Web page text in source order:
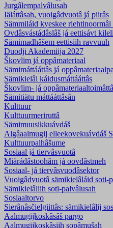
Jurgâlempalvâlusah
Iäláttâsah, vuoigâdvuotâ já piirâs
Sämmiláid kyeskee
Ovdâsvástádâslâš já eettisávt
Sämimađhâšem eettisiih ravvuuh
Duodji Akademiija 2027
Škovlim já oppâmateriaal
Sämimáttááttâs já
Sämikielâi káidusmáttááttâs
Škovlim- já
Sämitiätu máttááttâsân
Kulttuur
Kulttuurmeriruttâ
Sämimuusikkuávdáš
Algâaalmugij elleekovekuávdáš
Kulttuurpalhâšume
Sosiaal já tiervâsvuotâ
Miärádâstoohâm já oovdâstmeh
Sosiaal- já tiervâsvuođâsektor
Vuoigâdvuotâ sämikielâláid soti-
Sämikielâliih soti-palvâlusah
Sosiaaltorvo
Sierânâsčielgiittâs: sämikielâlij
Aalmugijkoskâsâš pargo
Aalmugijkoskâsiih sopâmušah